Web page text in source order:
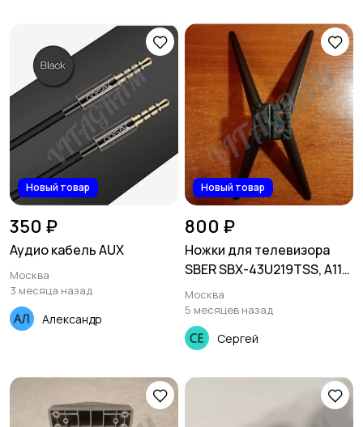
Новый товар
350 ₽
Аудио кабель AUX
Москва
3 месяца назад
Александр
Новый товар
800 ₽
Ножки для телевизора
SBER SBX-43U219TSS, A118
D43-D395
Москва
5 месяцев назад
Сергей